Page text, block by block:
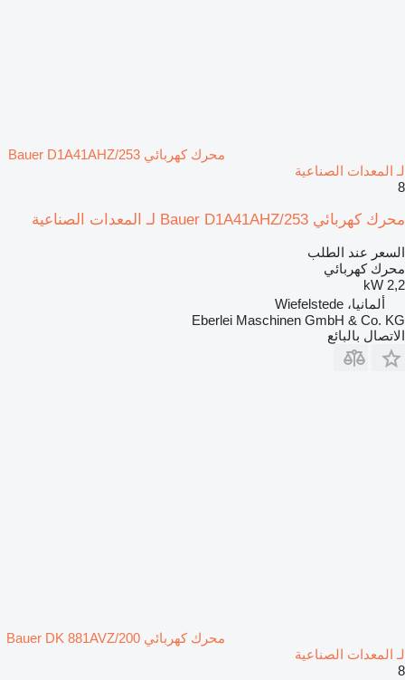
محرك كهربائي Bauer D1A41AHZ/253
لـ المعدات الصناعية
8
محرك كهربائي Bauer D1A41AHZ/253 لـ المعدات الصناعية
السعر عند الطلب
محرك كهربائي
2,2 kW
ألمانيا، Wiefelstede
Eberlei Maschinen GmbH & Co. KG
الاتصال بالبائع
محرك كهربائي Bauer DK 881AVZ/200
لـ المعدات الصناعية
8